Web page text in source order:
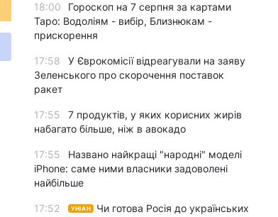
18:00
Гороскоп на 7 серпня за картами
Таро: Водоліям - вибір, Близнюкам -
прискорення
17:58
У Єврокомісії відреагували на заяву
Зеленського про скорочення поставок
ракет
17:55
7 продуктів, у яких корисних жирів
набагато більше, ніж в авокадо
17:55
Названо найкращі "народні" моделі
iPhone: саме ними власники задоволені
найбільше
17:52 УНІАН
Чи готова Росія до українських